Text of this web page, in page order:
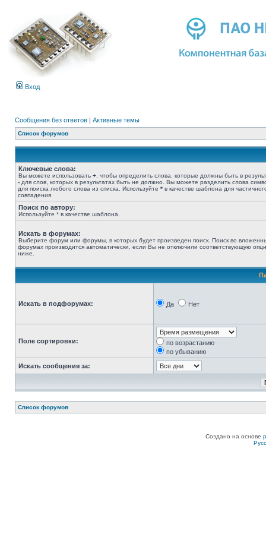
Вход
Сообщения без ответов | Активные темы
Список форумов
Ключевые слова:
Вы можете использовать + , чтобы определить слова, которые должны быть в
- для слов, которых в результатах быть не должно. Вы можете разделить слова
для поиска любого слова из списка. Используйте * в качестве шаблона для
совпадения.
Поиск по автору:
Используйте * в качестве шаблона.
Искать в форумах:
Выберите форум или форумы, в которых будет произведен поиск. Поиск во
форумах производится автоматически, если Вы не отключили соответствующую
ниже.
Искать в подфорумах: Да Нет
Поле сортировки:
по возрастанию
по убыванию
Искать сообщения за:
Список форумов
Создано на основе